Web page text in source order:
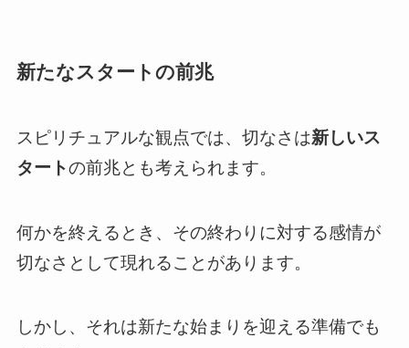
新たなスタートの前兆
スピリチュアルな観点では、切なさは新しいス
タートの前兆とも考えられます。
何かを終えるとき、その終わりに対する感情が
切なさとして現れることがあります。
しかし、それは新たな始まりを迎える準備でも